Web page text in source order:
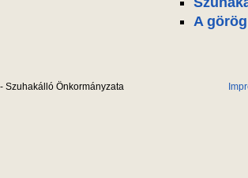
A
Szuhakálló Önkormányzata